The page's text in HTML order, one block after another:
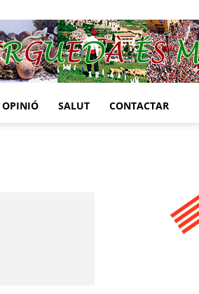
OPINIÓ SALUT CONTACTAR